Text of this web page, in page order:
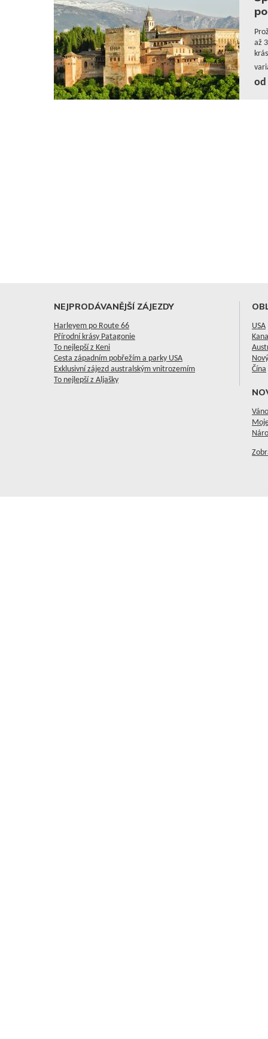
až
od
NEJPRODÁVANĚJŠÍ ZÁJEZDY
Harleyem po Route 66
Přírodní krásy Patagonie
To nejlepší z Keni
Cesta západním pobřežím a parky USA
Exklusivní zájezd australským vnitrozemím
To nejlepší z Aljašky
USA
Čína